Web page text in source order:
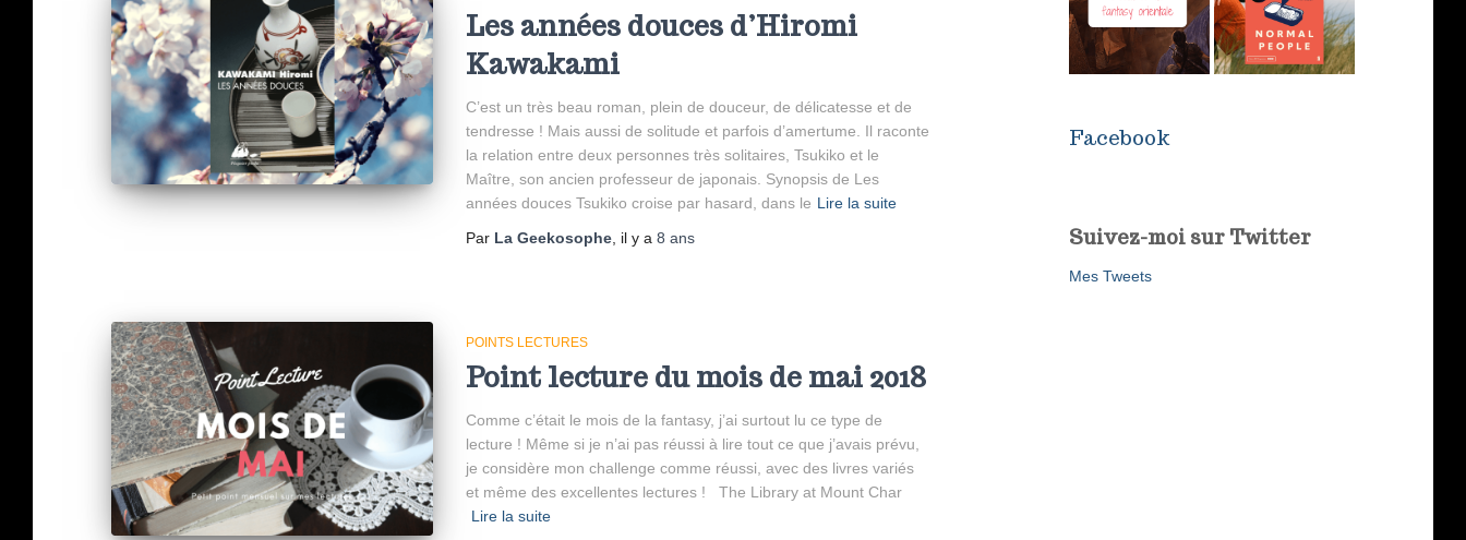
Les années douces d’Hiromi
Kawakami
C’est un très beau roman, plein de douceur, de délicatesse et de
tendresse ! Mais aussi de solitude et parfois d’amertume. Il raconte
la relation entre deux personnes très solitaires, Tsukiko et le
Maître, son ancien professeur de japonais. Synopsis de Les
années douces Tsukiko croise par hasard, dans le Lire la suite
Par La Geekosophe , il y a 8 ans
POINTS LECTURES
Point lecture du mois de mai 2018
Comme c’était le mois de la fantasy, j’ai surtout lu ce type de
lecture ! Même si je n’ai pas réussi à lire tout ce que j’avais prévu,
je considère mon challenge comme réussi, avec des livres variés
et même des excellentes lectures ! The Library at Mount Char
Lire la suite
Facebook
Suivez-moi sur Twitter
Mes Tweets